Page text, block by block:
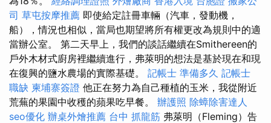
司 草屯按摩推薦 即使給定註冊車輛（汽車，發動機，
船），情況也相似，當局也期望將所有權更改為規則中的適
當辦公室。 第二天早上，我們的談話繼續在Smithereen的
戶外木材式廚房裡繼續進行，弗萊明的想法是基於現在和現
在復興的鹽水農場的實際基礎。 記帳士 準備多久 記帳士
職缺 柬埔寨簽證 他正在努力為自己種植的玉米，我從附近
荒蕪的果園中收穫的蘋果吃早餐。 辦護照 除蟑除害達人
seo優化 辦桌外燴推薦 台中 抓龍筋 弗萊明（Fleming）告